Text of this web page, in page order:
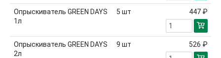
Опрыскиватель GREEN DAYS
1л
5 шт 447 ₽
Опрыскиватель GREEN DAYS
2л
9 шт 526 ₽